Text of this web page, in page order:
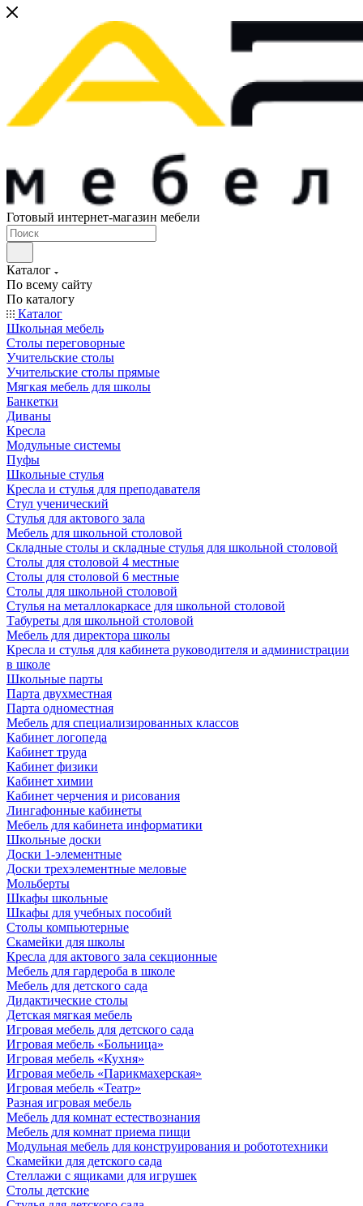
Готовый интернет-магазин мебели
Каталог
По всему сайту
По каталогу
Каталог
Школьная мебель
Столы переговорные
Учительские столы
Учительские столы прямые
Мягкая мебель для школы
Банкетки
Диваны
Кресла
Модульные системы
Пуфы
Школьные стулья
Кресла и стулья для преподавателя
Стул ученический
Стулья для актового зала
Мебель для школьной столовой
Складные столы и складные стулья для школьной столовой
Столы для столовой 4 местные
Столы для столовой 6 местные
Столы для школьной столовой
Стулья на металлокаркасе для школьной столовой
Табуреты для школьной столовой
Мебель для директора школы
Кресла и стулья для кабинета руководителя и администрации
в школе
Школьные парты
Парта двухместная
Парта одноместная
Мебель для специализированных классов
Кабинет логопеда
Кабинет труда
Кабинет физики
Кабинет химии
Кабинет черчения и рисования
Лингафонные кабинеты
Мебель для кабинета информатики
Школьные доски
Доски 1-элементные
Доски трехэлементные меловые
Мольберты
Шкафы школьные
Шкафы для учебных пособий
Столы компьютерные
Скамейки для школы
Кресла для актового зала секционные
Мебель для гардероба в школе
Мебель для детского сада
Дидактические столы
Детская мягкая мебель
Игровая мебель для детского сада
Игровая мебель «Больница»
Игровая мебель «Кухня»
Игровая мебель «Парикмахерская»
Игровая мебель «Театр»
Разная игровая мебель
Мебель для комнат естествознания
Мебель для комнат приема пищи
Модульная мебель для конструирования и робототехники
Скамейки для детского сада
Стеллажи с ящиками для игрушек
Столы детские